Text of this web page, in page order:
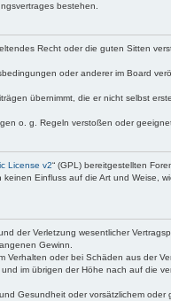
bestehen.
Recht oder die guten Sitten
oder anderer im Board
übernimmt, die er nicht selbst
o. g. Regeln verstoßen oder
License v2“ (GPL) bereitgestellten
Einfluss auf die Art und
der Verletzung wesentlicher
Gewinn.
oder bei Schäden aus der
im übrigen der Höhe nach auf die
Gesundheit oder vorsätzlichem